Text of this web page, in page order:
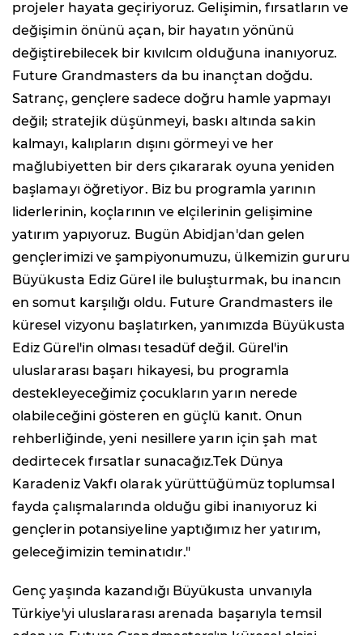
projeler hayata geçiriyoruz. Gelişimin, fırsatların ve
değişimin önünü açan, bir hayatın yönünü
değiştirebilecek bir kıvılcım olduğuna inanıyoruz.
Future Grandmasters da bu inançtan doğdu.
Satranç, gençlere sadece doğru hamle yapmayı
değil; stratejik düşünmeyi, baskı altında sakin
kalmayı, kalıpların dışını görmeyi ve her
mağlubiyetten bir ders çıkararak oyuna yeniden
başlamayı öğretiyor. Biz bu programla yarının
liderlerinin, koçlarının ve elçilerinin gelişimine
yatırım yapıyoruz. Bugün Abidjan'dan gelen
gençlerimizi ve şampiyonumuzu, ülkemizin gururu
Büyükusta Ediz Gürel ile buluşturmak, bu inancın
en somut karşılığı oldu. Future Grandmasters ile
küresel vizyonu başlatırken, yanımızda Büyükusta
Ediz Gürel'in olması tesadüf değil. Gürel'in
uluslararası başarı hikayesi, bu programla
destekleyeceğimiz çocukların yarın nerede
olabileceğini gösteren en güçlü kanıt. Onun
rehberliğinde, yeni nesillere yarın için şah mat
dedirtecek fırsatlar sunacağız.Tek Dünya
Karadeniz Vakfı olarak yürüttüğümüz toplumsal
fayda çalışmalarında olduğu gibi inanıyoruz ki
gençlerin potansiyeline yaptığımız her yatırım,
geleceğimizin teminatıdır."
Genç yaşında kazandığı Büyükusta unvanıyla
Türkiye'yi uluslararası arenada başarıyla temsil